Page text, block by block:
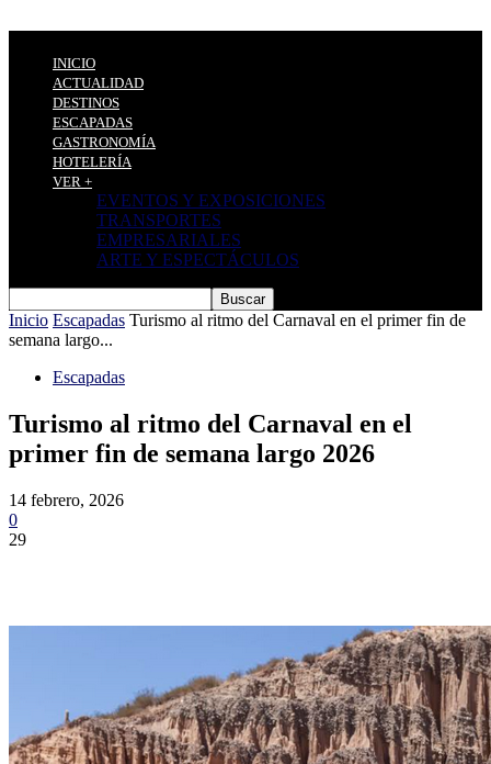
INICIO
ACTUALIDAD
DESTINOS
ESCAPADAS
GASTRONOMÍA
HOTELERÍA
VER +
EVENTOS Y EXPOSICIONES
TRANSPORTES
EMPRESARIALES
ARTE Y ESPECTÁCULOS
Inicio Escapadas Turismo al ritmo del Carnaval en el primer fin de
semana largo...
Escapadas
Turismo al ritmo del Carnaval en el
primer fin de semana largo 2026
14 febrero, 2026
0
29